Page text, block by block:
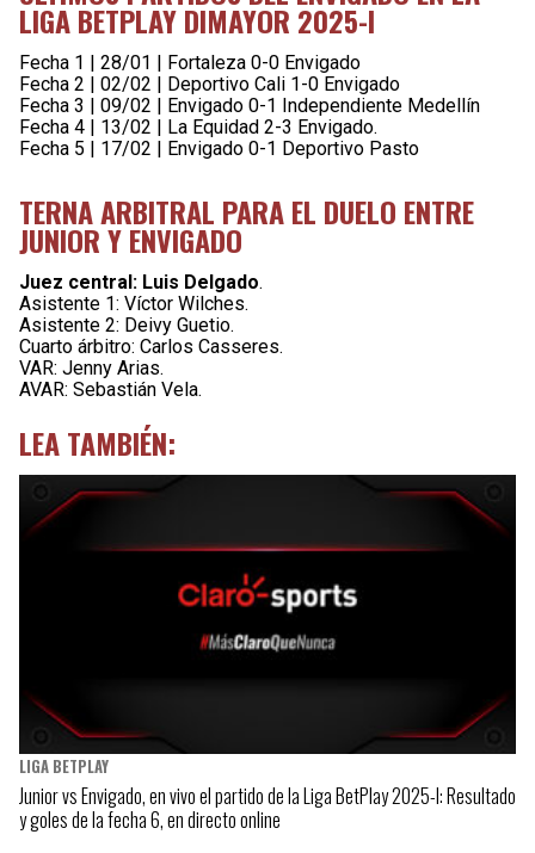
LIGA BETPLAY DIMAYOR 2025-I
Fecha 1 | 28/01 | Fortaleza 0-0 Envigado
Fecha 2 | 02/02 | Deportivo Cali 1-0 Envigado
Fecha 3 | 09/02 | Envigado 0-1 Independiente Medellín
Fecha 4 | 13/02 | La Equidad 2-3 Envigado.
Fecha 5 | 17/02 | Envigado 0-1 Deportivo Pasto
TERNA ARBITRAL PARA EL DUELO ENTRE
JUNIOR Y ENVIGADO
Juez central: Luis Delgado.
Asistente 1: Víctor Wilches.
Asistente 2: Deivy Guetio.
Cuarto árbitro: Carlos Casseres.
VAR: Jenny Arias.
AVAR: Sebastián Vela.
LEA TAMBIÉN:
LIGA BETPLAY
Junior vs Envigado, en vivo el partido de la Liga BetPlay 2025-I: Resultado
y goles de la fecha 6, en directo online